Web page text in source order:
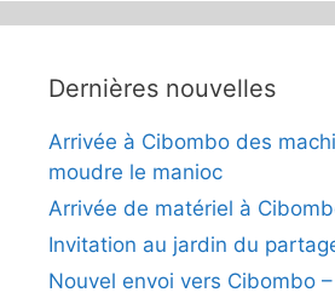
Dernières nouvelles
Arrivée à Cibombo des
moudre le manioc
Arrivée de matériel à
Invitation au jardin du
Nouvel envoi vers Cibombo